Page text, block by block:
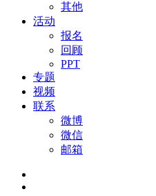
其他
活动
报名
回顾
PPT
专题
视频
联系
微博
微信
邮箱